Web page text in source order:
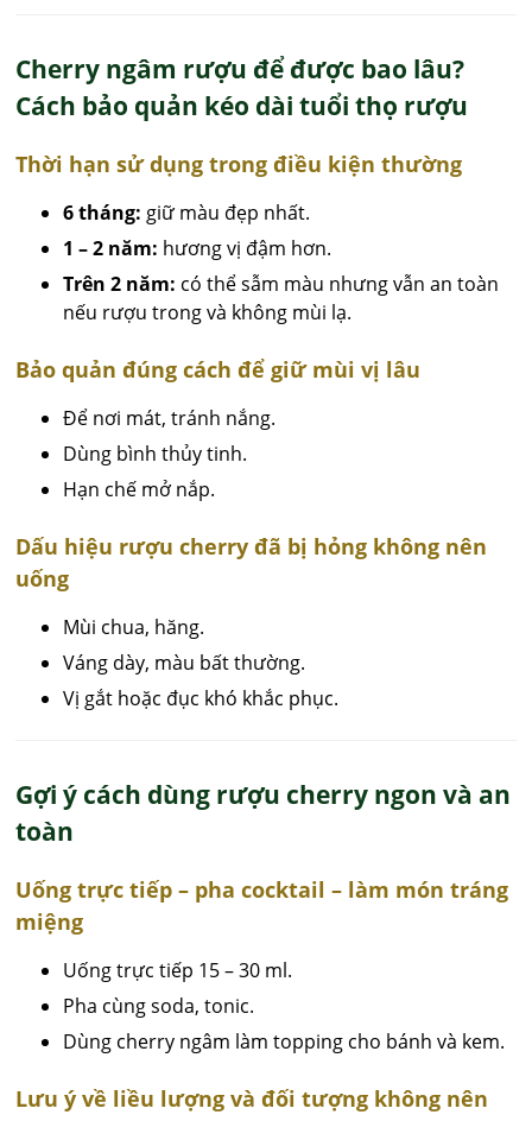
Cherry ngâm rượu để được bao lâu?
Cách bảo quản kéo dài tuổi thọ rượu
Thời hạn sử dụng trong điều kiện thường
6 tháng:giữ màu đẹp nhất.
1 – 2 năm: hương vị đậm hơn.
Trên 2 năm: có thể sẫm màu nhưng vẫn an toàn
nếu rượu trong và không mùi lạ.
Bảo quản đúng cách để giữ mùi vị lâu
Để nơi mát, tránh nắng.
Dùng bình thủy tinh.
Hạn chế mở nắp.
Dấu hiệu rượu cherry đã bị hỏng không nên
uống
Mùi chua, hăng.
Váng dày, màu bất thường.
Vị gắt hoặc đục khó khắc phục.
Gợi ý cách dùng rượu cherry ngon và an
toàn
Uống trực tiếp – pha cocktail – làm món tráng
miệng
Uống trực tiếp 15 – 30 ml.
Pha cùng soda, tonic.
Dùng cherry ngâm làm topping cho bánh và kem.
Lưu ý về liều lượng và đối tượng không nên